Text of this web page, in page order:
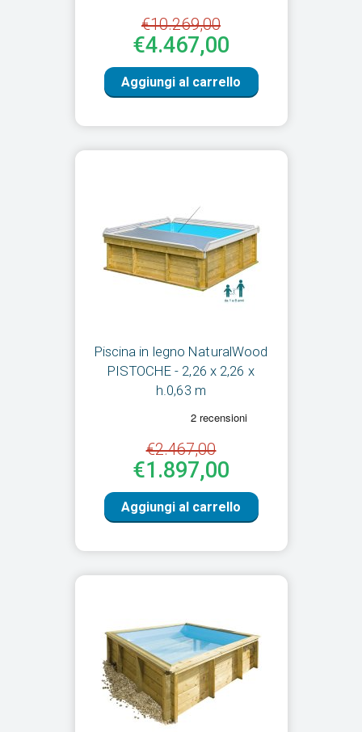
€10.269,00
€4.467,00
Aggiungi al carrello
Piscina in legno NaturalWood
PISTOCHE - 2,26 x 2,26 x
h.0,63 m
€2.467,00
€1.897,00
Aggiungi al carrello